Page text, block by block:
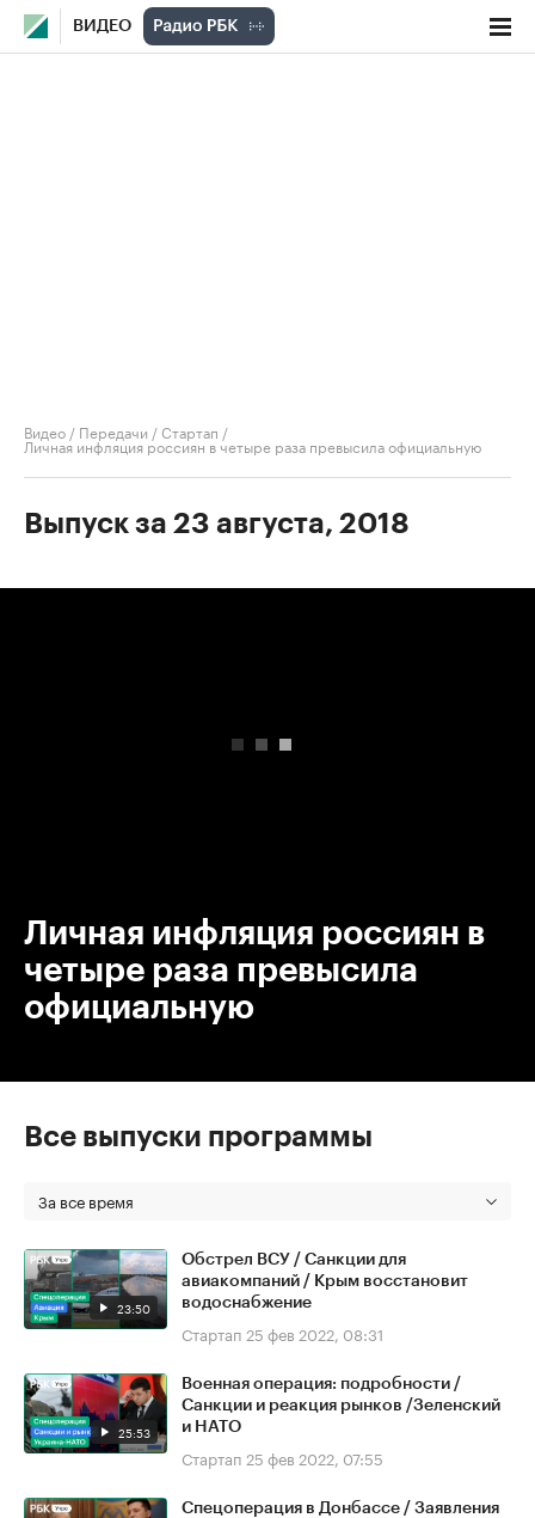
ВИДЕО
Видео / Передачи /Стартап /
Личная инфляция россиян в четыре раза превысила официальную
Выпуск за 23 августа, 2018
Личная инфляция россиян в
четыре раза превысила
официальную
Все выпуски программы
За все время
23:50
Обстрел ВСУ / Санкции для
авиакомпаний / Крым восстановит
водоснабжение
Стартап 25 фев 2022, 08:31
25:53
Военная операция: подробности /
Санкции и реакция рынков /Зеленский
и НАТО
Стартап 25 фев 2022, 07:55
Спецоперация в Донбассе / Заявления